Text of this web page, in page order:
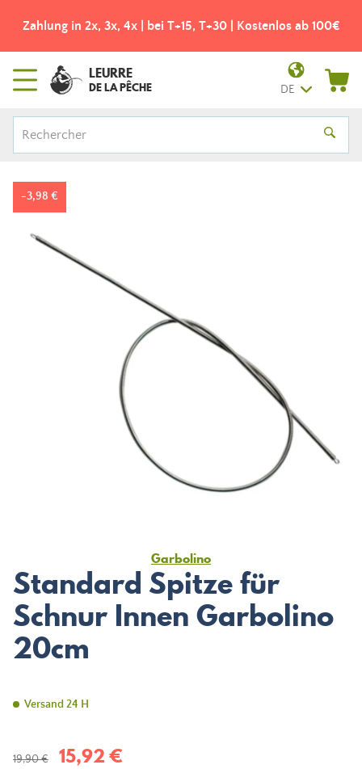
Zahlung in 2x, 3x, 4x | bei T+15, T+30 | Kostenlos ab 100€
LEURRE
DE LA PÊCHE DE
-3,98 €
Garbolino
Standard Spitze für
Schnur Innen Garbolino
20cm
Versand 24 H
19,90 € 15,92 €